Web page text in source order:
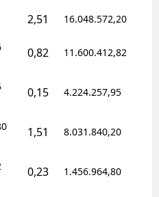
2,51 16.048.572,20
0,82 11.600.412,82
0,15 4.224.257,95
1,51 8.031.840,20
0,23 1.456.964,80